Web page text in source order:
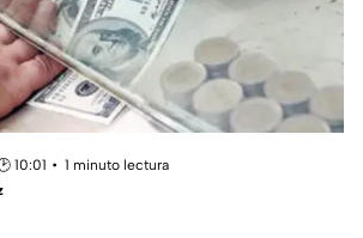
10:01
1 minuto lectura